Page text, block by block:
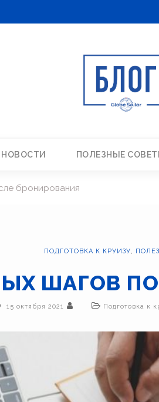
НОВОСТИ ПОЛЕЗНЫЕ
бронирования
ПОДГОТОВКА К КРУИЗУ,
ШАГОВ
15 октября 2021 Подготовка к